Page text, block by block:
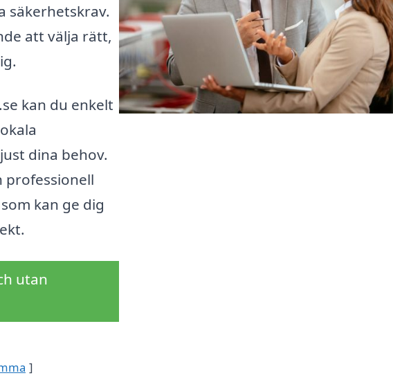
säkerhetskrav.
att välja rätt,
kan du enkelt
dina behov.
professionell
kan ge dig
utan